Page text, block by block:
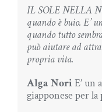
IL SOLE NELLA
quando è buio. E’
quando tutto
può aiutare ad
propria vita.
Alga Nori E’ un
giapponese per